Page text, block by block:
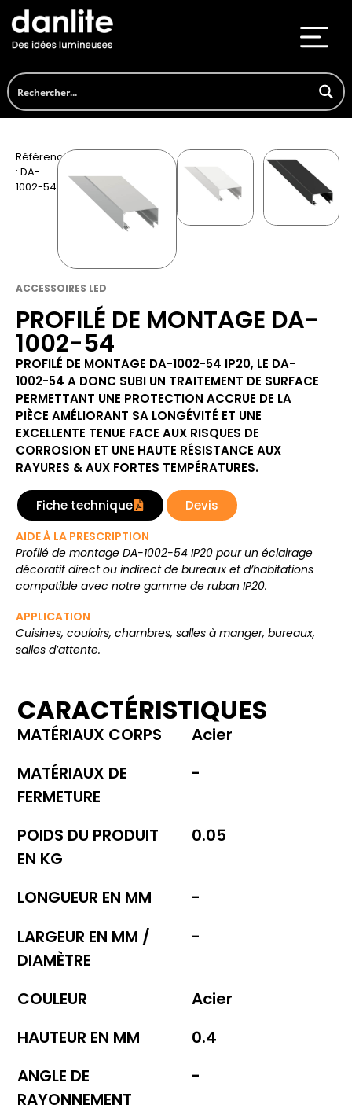
Référence
: DA-
1002-54
ACCESSOIRES LED
PROFILÉ DE MONTAGE DA-
1002-54
PROFILÉ DE MONTAGE DA-1002-54 IP20, LE DA-
1002-54 A DONC SUBI UN TRAITEMENT DE SURFACE
PERMETTANT UNE PROTECTION ACCRUE DE LA
PIÈCE AMÉLIORANT SA LONGÉVITÉ ET UNE
EXCELLENTE TENUE FACE AUX RISQUES DE
CORROSION ET UNE HAUTE RÉSISTANCE AUX
RAYURES & AUX FORTES TEMPÉRATURES.
Fiche technique Devis
AIDE À LA PRESCRIPTION
Profilé de montage DA-1002-54 IP20 pour un éclairage
décoratif direct ou indirect de bureaux et d’habitations
compatible avec notre gamme de ruban IP20.
APPLICATION
Cuisines, couloirs, chambres, salles à manger, bureaux,
salles d’attente.
CARACTÉRISTIQUES
MATÉRIAUX CORPS
Acier
MATÉRIAUX DE
FERMETURE
-
POIDS DU PRODUIT
EN KG
0.05
LONGUEUR EN MM
-
LARGEUR EN MM /
DIAMÈTRE
-
COULEUR
Acier
HAUTEUR EN MM
0.4
ANGLE DE
RAYONNEMENT
-